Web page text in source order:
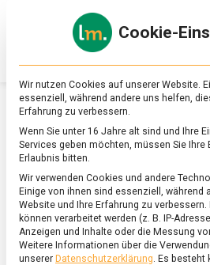
SCHLAGWORT:
Cookie-
Wir nutzen Cookies auf unserer Website.
essenziell, während andere uns helfen,
Erfahrung zu verbessern.
Wenn Sie unter 16 Jahre alt sind und Ihre
Services geben möchten, müssen Sie
Erlaubnis bitten.
Wir verwenden Cookies und andere
Einige von ihnen sind essenziell, während
Website und Ihre Erfahrung zu verbessern.
können verarbeitet werden (z. B. IP-
Anzeigen und Inhalte oder die Messung
Weitere Informationen über die
unserer Datenschutzerklärung. Es besteht